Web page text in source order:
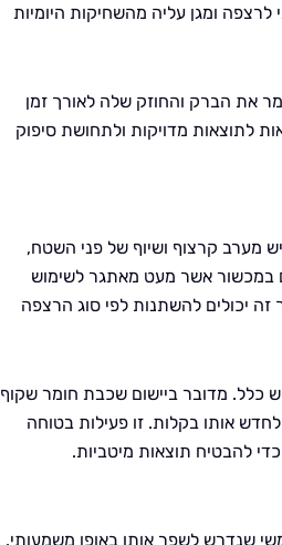
ומגן עליה מהשחיקות היומיות
את הברק והחוזק שלה לאורך זמן
לתוצאות מדויקות ולתחושת סיפוק
מערב קרצוף ושיוף של פני השטח,
במכשור אשר מעט מאתגר לשימוש
זה יכולים להשתנות לפי סוג הרצפה
כלל. מדובר ביישום שכבת חומר שקוף
אותו בקלות. זו פעילות בטוחה
להבטיח תוצאות מיטביות.
שנדרש לשפר אותו באופן משמעותי.